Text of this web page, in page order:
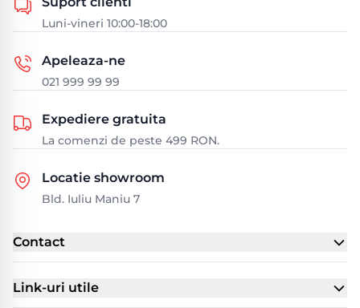
Luni-vineri 10:00-18:00
Apeleaza-ne
021 999 99 99
Expediere gratuita
La comenzi de peste 499 RON.
Locatie showroom
Bld. Iuliu Maniu 7
Contact
Link-uri utile